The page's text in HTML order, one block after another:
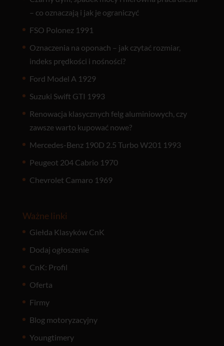
– co oznaczają i jak je ograniczyć
FSO Polonez 1991
Oznaczenia na oponach – jak czytać rozmiar,
indeks prędkości i nośności?
Ford Model A 1929
Suzuki Swift GTI 1993
Renowacja klasycznych felg aluminiowych, czy
zawsze warto kupować nowe?
Mercedes-Benz 190D 2.5 Turbo W201 1993
Peugeot 204 Cabrio 1970
Chevrolet Camaro 1969
Ważne linki
Giełda Klasyków CnK
Dodaj ogłoszenie
CnK: Profil
Oferta
Firmy
Blog motoryzacyjny
Youngtimery